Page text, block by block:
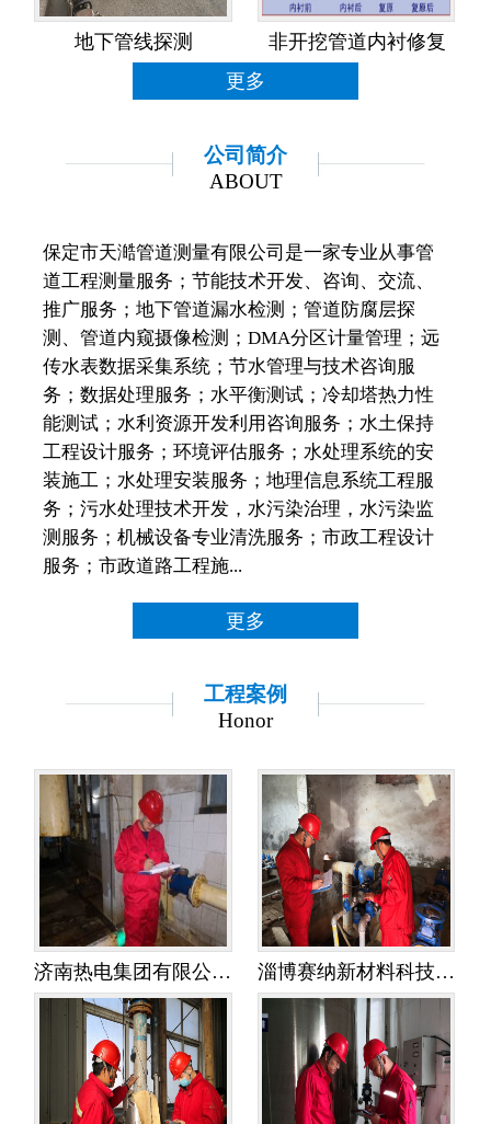
地下管线探测
非开挖管道内衬修复
更多
公司简介
ABOUT
保定市天澔管道测量有限公司是一家专业从事管
道工程测量服务；节能技术开发、咨询、交流、
推广服务；地下管道漏水检测；管道防腐层探
测、管道内窥摄像检测；DMA分区计量管理；远
传水表数据采集系统；节水管理与技术咨询服
务；数据处理服务；水平衡测试；冷却塔热力性
能测试；水利资源开发利用咨询服务；水土保持
工程设计服务；环境评估服务；水处理系统的安
装施工；水处理安装服务；地理信息系统工程服
务；污水处理技术开发，水污染治理，水污染监
测服务；机械设备专业清洗服务；市政工程设计
服务；市政道路工程施...
更多
工程案例
Honor
济南热电集团有限公司金鸡岭热电分公司——水平衡测试 淄博赛纳新材料科技有限公司——水平衡测试